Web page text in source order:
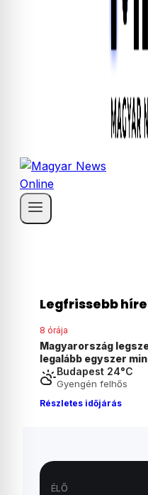
Legfrissebb
9 órája
Már szeptembertől
Juditék javaslatait
Budapest 24°C
Gyengén felhős
Részletes időjárás
ÉLŐ